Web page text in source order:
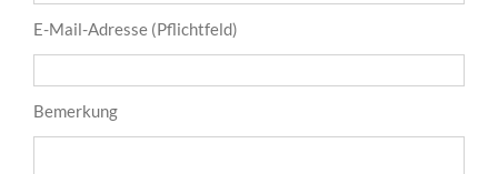
E-Mail-Adresse (Pflichtfeld)
Bemerkung